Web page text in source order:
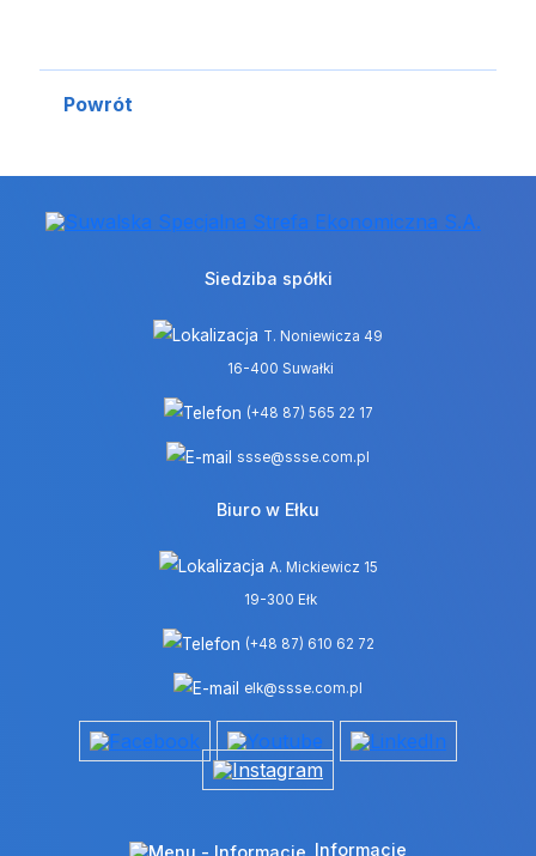
Powrót
Siedziba spółki
T. Noniewicza 49
16-400 Suwałki
(+48 87) 565 22 17
ssse@ssse.com.pl
Biuro w Ełku
A. Mickiewicz 15
19-300 Ełk
(+48 87) 610 62 72
elk@ssse.com.pl
Informacje